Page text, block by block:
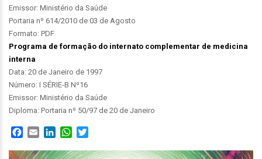
Emissor: Ministério da Saúde
Portaria nº 614/2010 de 03 de Agosto
Formato: PDF
Programa de formação do internato complementar de medicina
interna
Data: 20 de Janeiro de 1997
Número: I SÉRIE-B Nº16
Emissor: Ministério da Saúde
Diploma: Portaria nº 50/97 de 20 de Janeiro
Facebook
Email LinkedInWhatsApp